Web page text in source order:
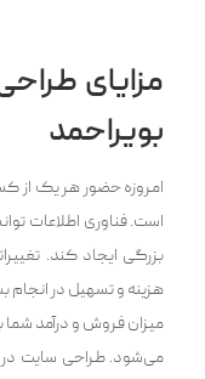
مزایای
بویراحمد
امروزه حضور هر یک از
است. فناوری اطلاعات
بزرگی ایجاد کند.
هزینه و تسهیل در انجام
میزان فروش و درآمد شما
می‌شود. طراحی سایت در